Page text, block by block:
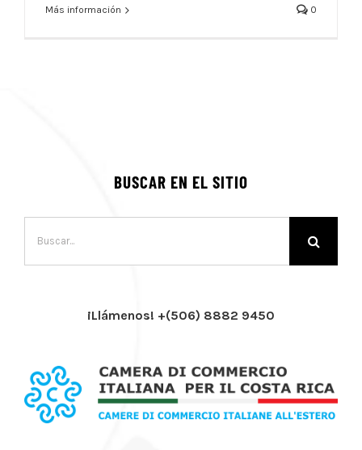
Más información 0
BUSCAR EN EL SITIO
¡Llámenos! +(506) 8882 9450